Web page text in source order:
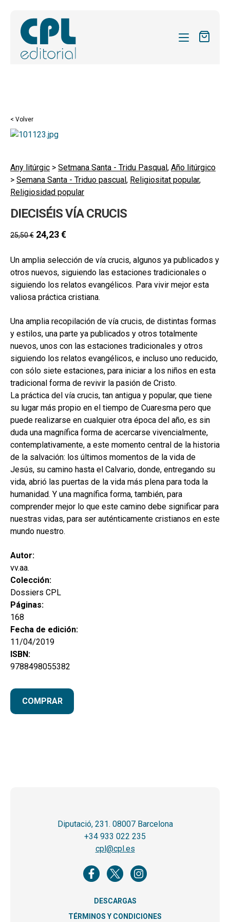
REVISTAS
FORMAS
el
ACTUALIDAD
BLOG
CONTACTO
MI CUENTA
BUSCAR
CAT
ESP
< Volver
Any litúrgic > Setmana Santa - Tridu Pasqual, Año litúrgico
> Semana Santa - Triduo pascual, Religiositat popular,
Religiosidad popular
DIECISÉIS VÍA CRUCIS
25,50€ 24,23€
Un amplia selección de vía crucis, algunos ya publicados y
otros nuevos, siguiendo las estaciones tradicionales o
siguiendo los relatos evangélicos. Para vivir mejor esta
valiosa práctica cristiana.
Una amplia recopilación de vía crucis, de distintas formas
y estilos, una parte ya publicados y otros totalmente
nuevos, unos con las estaciones tradicionales y otros
siguiendo los relatos evangélicos, e incluso uno reducido,
con sólo siete estaciones, para iniciar a los niños en esta
tradicional forma de revivir la pasión de Cristo.
La práctica del vía crucis, tan antigua y popular, que tiene
su lugar más propio en el tiempo de Cuaresma pero que
puede realizarse en cualquier otra época del año, es sin
duda una magnífica forma de acercarse vivencialmente,
contemplativamente, a este momento central de la historia
de la salvación: los últimos momentos de la vida de
Jesús, su camino hasta el Calvario, donde, entregando su
vida, abrió las puertas de la vida más plena para toda la
humanidad. Y una magnífica forma, también, para
comprender mejor lo que este camino debe significar para
nuestras vidas, para ser auténticamente cristianos en este
mundo nuestro.
Autor:
vv.aa.
Colección:
Dossiers CPL
Páginas:
168
Fecha de edición:
11/04/2019
ISBN:
9788498055382
COMPRAR
Diputació, 231. 08007 Barcelona
+34 933 022 235
cpl@cpl.es
DESCARGAS
TÉRMINOS Y CONDICIONES